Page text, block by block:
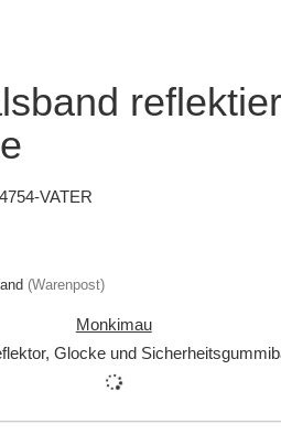
VATER
(Warenpost)
Monkimau
Glocke und